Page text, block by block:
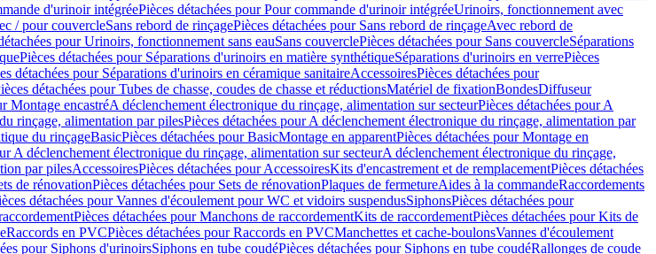
d'urinoir intégréePièces détachées pour Pour commande d'urinoir intégréeUrinoirs, fonctionnement avec
/ pour couvercleSans rebord de rinçagePièces détachées pour Sans rebord de rinçageAvec rebord de
pour Urinoirs, fonctionnement sans eauSans couverclePièces détachées pour Sans couvercleSéparations
Pièces détachées pour Séparations d'urinoirs en matière synthétiqueSéparations d'urinoirs en verrePièces
détachées pour Séparations d'urinoirs en céramique sanitaireAccessoiresPièces détachées pour
détachées pour Tubes de chasse, coudes de chasse et réductionsMatériel de fixationBondesDiffuseur
Montage encastréA déclenchement électronique du rinçage, alimentation sur secteurPièces détachées pour A
rinçage, alimentation par pilesPièces détachées pour A déclenchement électronique du rinçage, alimentation par
du rinçageBasicPièces détachées pour BasicMontage en apparentPièces détachées pour Montage en
A déclenchement électronique du rinçage, alimentation sur secteurA déclenchement électronique du rinçage,
par pilesAccessoiresPièces détachées pour AccessoiresKits d'encastrement et de remplacementPièces détachées
de rénovationPièces détachées pour Sets de rénovationPlaques de fermetureAides à la commandeRaccordements
détachées pour Vannes d'écoulement pour WC et vidoirs suspendusSiphonsPièces détachées pour
Pièces détachées pour Manchons de raccordementKits de raccordementPièces détachées pour Kits de
Raccords en PVCPièces détachées pour Raccords en PVCManchettes et cache-boulonsVannes d'écoulement
pour Siphons d'urinoirsSiphons en tube coudéPièces détachées pour Siphons en tube coudéRallonges de coude